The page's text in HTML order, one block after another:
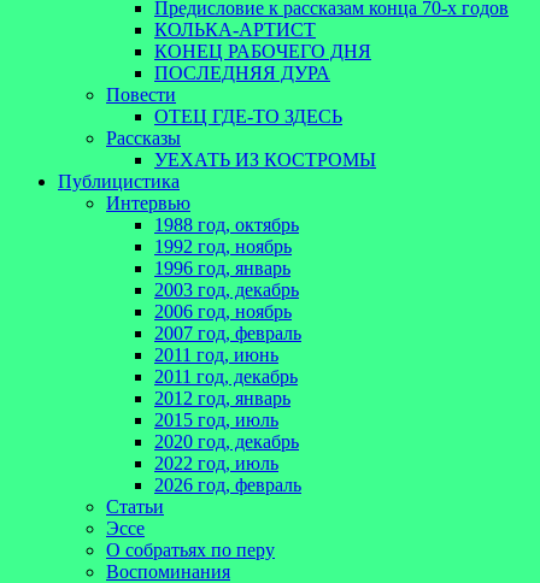
Предисловие к рассказам конца 70-х годов
КОЛЬКА-АРТИСТ
КОНЕЦ РАБОЧЕГО ДНЯ
ПОСЛЕДНЯЯ ДУРА
Повести
ОТЕЦ ГДЕ-ТО ЗДЕСЬ
Рассказы
УЕХАТЬ ИЗ КОСТРОМЫ
Публицистика
Интервью
1988 год, октябрь
1992 год, ноябрь
1996 год, январь
2003 год, декабрь
2006 год, ноябрь
2007 год, февраль
2011 год, июнь
2011 год, декабрь
2012 год, январь
2015 год, июль
2020 год, декабрь
2022 год, июль
2026 год, февраль
Статьи
Эссе
О собратьях по перу
Воспоминания